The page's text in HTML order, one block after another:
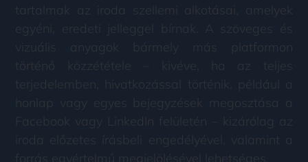
tartalmak az iroda szellemi alkotásai, amelyek
egyéni, eredeti jelleggel bírnak. A szöveges és
vizuális anyagok bármely más platformon
történő közzététele – kivéve, ha az teljes
terjedelemben, hivatkozással történik, például a
honlap vagy egyes bejegyzések megosztása a
Facebook vagy LinkedIn felületén – kizárólag az
iroda előzetes írásbeli engedélyével, valamint a
forrás egyértelmű megjelölésével lehetséges.